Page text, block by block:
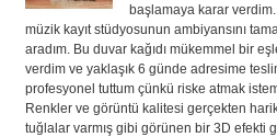
başlamaya karar
müzik kayıt stüdyosunun ambiyansını
aradım. Bu duvar kağıdı mükemmel bir
verdim ve yaklaşık 6 günde adresime
profesyonel tuttum çünkü riske atmak
Renkler ve görüntü kalitesi gerçekten
tuğlalar varmış gibi görünen bir 3D efekti